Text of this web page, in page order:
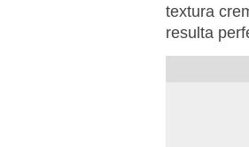
textura
resulta